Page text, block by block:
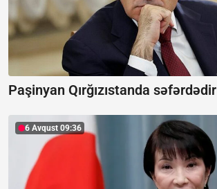
Paşinyan Qırğızıstanda səfərdədir
6 Avqust 09:36